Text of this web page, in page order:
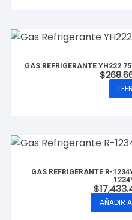
GAS REFRIGERANTE YH222
$
GAS REFRIGERANTE R-
$
AÑADIR